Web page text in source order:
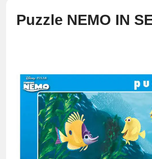
Puzzle NEMO IN